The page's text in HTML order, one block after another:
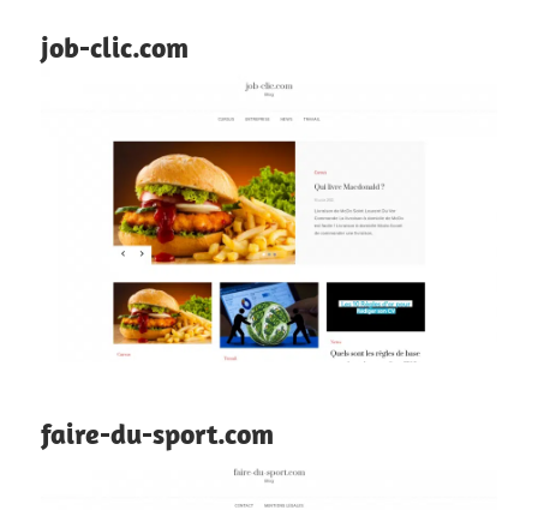
job-clic.com
faire-du-sport.com